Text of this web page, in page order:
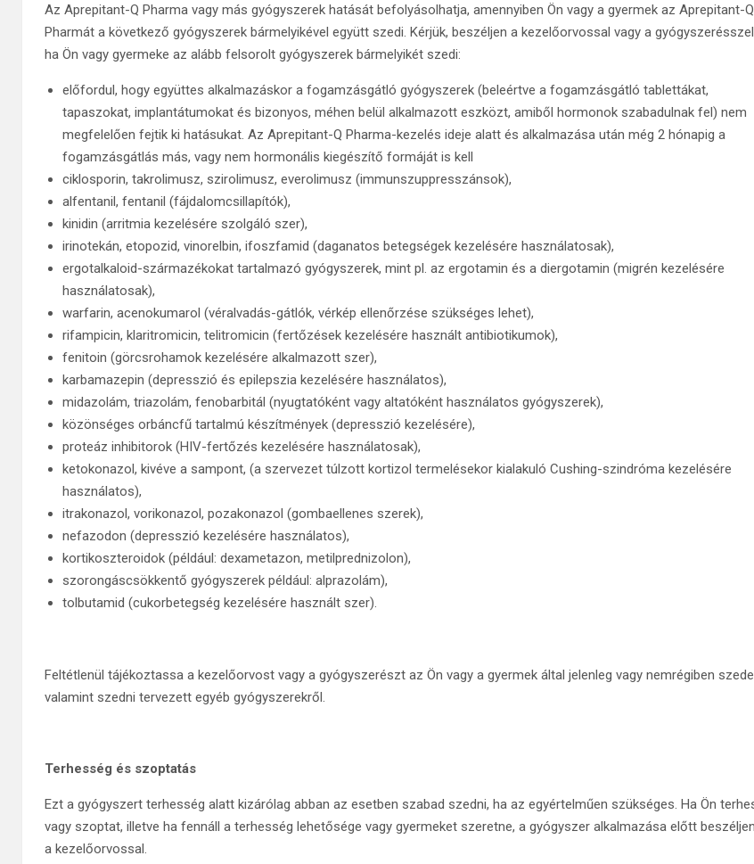
Az Aprepitant-Q Pharma vagy más gyógyszerek hatását befolyásolhatja, amennyiben Ön vagy a gyermek az Aprepitant-Q
Pharmát a következő gyógyszerek bármelyikével együtt szedi. Kérjük, beszéljen a kezelőorvossal vagy a
ha Ön vagy gyermeke az alább felsorolt gyógyszerek bármelyikét szedi:
előfordul, hogy együttes alkalmazáskor a fogamzásgátló gyógyszerek (beleértve a fogamzásgátló tablettákat,
tapaszokat, implantátumokat és bizonyos, méhen belül alkalmazott eszközt, amiből hormonok szabadulnak fel) nem
megfelelően fejtik ki hatásukat. Az Aprepitant-Q Pharma-kezelés ideje alatt és alkalmazása után még 2 hónapig a
fogamzásgátlás más, vagy nem hormonális kiegészítő formáját is kell
ciklosporin, takrolimusz, szirolimusz, everolimusz (immunszuppresszánsok),
alfentanil, fentanil (fájdalomcsillapítók),
kinidin (arritmia kezelésére szolgáló szer),
irinotekán, etopozid, vinorelbin, ifoszfamid (daganatos betegségek kezelésére használatosak),
ergotalkaloid-származékokat tartalmazó gyógyszerek, mint pl. az ergotamin és a diergotamin (migrén kezelésére
használatosak),
warfarin, acenokumarol (véralvadás-gátlók, vérkép ellenőrzése szükséges lehet),
rifampicin, klaritromicin, telitromicin (fertőzések kezelésére használt antibiotikumok),
fenitoin (görcsrohamok kezelésére alkalmazott szer),
karbamazepin (depresszió és epilepszia kezelésére használatos),
midazolám, triazolám, fenobarbitál (nyugtatóként vagy altatóként használatos gyógyszerek),
közönséges orbáncfű tartalmú készítmények (depresszió kezelésére),
proteáz inhibitorok (HIV-fertőzés kezelésére használatosak),
ketokonazol, kivéve a sampont, (a szervezet túlzott kortizol termelésekor kialakuló Cushing-szindróma kezelésére
használatos),
itrakonazol, vorikonazol, pozakonazol (gombaellenes szerek),
nefazodon (depresszió kezelésére használatos),
kortikoszteroidok (például: dexametazon, metilprednizolon),
szorongáscsökkentő gyógyszerek például: alprazolám),
tolbutamid (cukorbetegség kezelésére használt szer).
Feltétlenül tájékoztassa a kezelőorvost vagy a gyógyszerészt az Ön vagy a gyermek által jelenleg vagy nemrégiben
valamint szedni tervezett egyéb gyógyszerekről.
Terhesség és szoptatás
Ezt a gyógyszert terhesség alatt kizárólag abban az esetben szabad szedni, ha az egyértelműen szükséges. Ha Ön
vagy szoptat, illetve ha fennáll a terhesség lehetősége vagy gyermeket szeretne, a gyógyszer alkalmazása előtt beszéljen
a kezelőorvossal.